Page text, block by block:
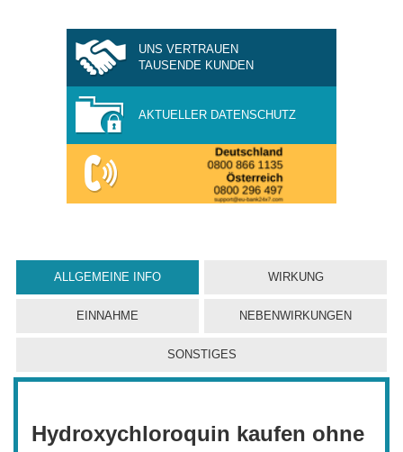
UNS VERTRAUEN
TAUSENDE KUNDEN
AKTUELLER DATENSCHUTZ
ALLGEMEINE INFO WIRKUNG
EINNAHME NEBENWIRKUNGEN
SONSTIGES
Hydroxychloroquin kaufen ohne